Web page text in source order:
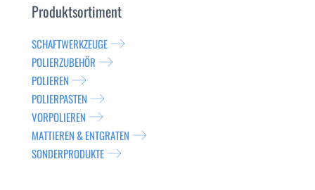
Produktsortiment
SCHAFTWERKZEUGE
POLIERZUBEHÖR
POLIEREN
POLIERPASTEN
VORPOLIEREN
MATTIEREN & ENTGRATEN
SONDERPRODUKTE